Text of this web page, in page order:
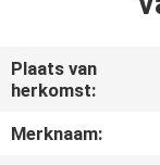
ONS
Plaats van
herkomst:
Merknaam: